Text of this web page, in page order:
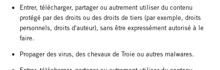
Entrer, télécharger, partager ou autrement utiliser du contenu
protégé par des droits ou des droits de tiers (par exemple, droits
personnels, droits d'auteur), sans être expressément autorisé à le
faire.
Propager des virus, des chevaux de Troie ou autres malwares.